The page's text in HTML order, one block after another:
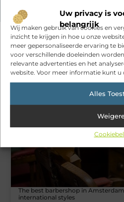
Uw privacy is
belangrijk
Wij maken gebruik van cookies en
inzicht te krijgen in hoe u onze
meer gepersonaliseerde ervaring te
voor verschillende doeleinden
relevante advertenties en het
website. Voor meer informatie kunt u
Alles
Gerelateerde
The best barbershop in
international styles